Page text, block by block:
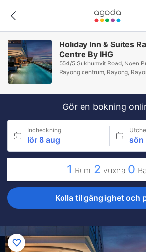
Holiday Inn & Suites
Centre By IHG
554/5 Sukhumvit Road, Noen
Rayong centrum, Rayong,
Gör en bokning
Incheckning
lör 8 aug sön
1 Rum 2 vuxna 0
Kolla tillgänglighet och